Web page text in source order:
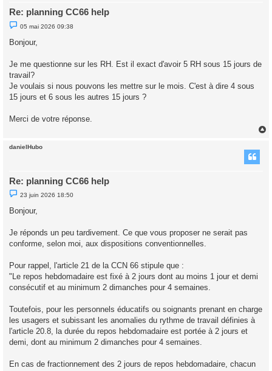
Re: planning CC66 help
M
e
s
e
n
n
u
05 mai 2026 09:38
Bonjour,
Je me questionne sur les RH. Est il exact d'avoir 5 RH sous 15 jours de
travail?
Je voulais si nous pouvons les mettre sur le mois. C'est à dire 4 sous
15 jours et 6 sous les autres 15 jours ?
Merci de votre réponse.
danielHubo
Re: planning CC66 help
M
e
s
e
n
l
23 juin 2026 18:50
Bonjour,
Je réponds un peu tardivement. Ce que vous proposer ne serait pas
conforme, selon moi, aux dispositions conventionnelles.
Pour rappel, l'article 21 de la CCN 66 stipule que :
"Le repos hebdomadaire est fixé à 2 jours dont au moins 1 jour et demi
consécutif et au minimum 2 dimanches pour 4 semaines.
Toutefois, pour les personnels éducatifs ou soignants prenant en charge
les usagers et subissant les anomalies du rythme de travail définies à
l'article 20.8, la durée du repos hebdomadaire est portée à 2 jours et
demi, dont au minimum 2 dimanches pour 4 semaines.
En cas de fractionnement des 2 jours de repos hebdomadaire, chacun